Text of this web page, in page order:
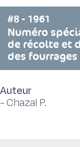
#8 - 1961
Numéro
de récolte et
des fourrages
Auteur
-Chazal P.